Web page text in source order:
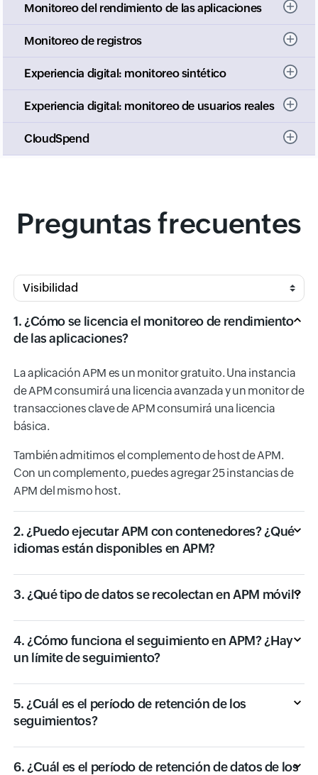
Monitoreo del rendimiento de las aplicaciones
Monitoreo de registros
Experiencia digital: monitoreo sintético
Experiencia digital: monitoreo de usuarios reales
CloudSpend
Preguntas frecuentes
Input field
1. ¿Cómo se licencia el monitoreo de rendimiento
de las aplicaciones?
La aplicación APM es un monitor gratuito. Una instancia
de APM consumirá una licencia avanzada y un monitor de
transacciones clave de APM consumirá una licencia
básica.
También admitimos el complemento de host de APM.
Con un complemento, puedes agregar 25 instancias de
APM del mismo host.
2. ¿Puedo ejecutar APM con contenedores? ¿Qué
idiomas están disponibles en APM?
3. ¿Qué tipo de datos se recolectan en APM móvil?
4. ¿Cómo funciona el seguimiento en APM? ¿Hay
un límite de seguimiento?
5. ¿Cuál es el período de retención de los
seguimientos?
6. ¿Cuál es el período de retención de datos de los